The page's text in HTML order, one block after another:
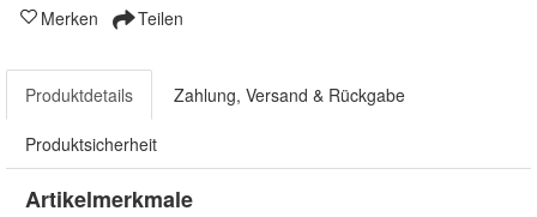
Merken Teilen
Produktdetails Zahlung, Versand & Rückgabe
Produktsicherheit
Artikelmerkmale